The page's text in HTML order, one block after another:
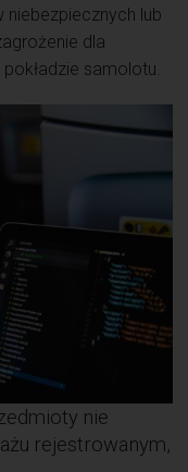
lub
dla
samolotu.
nie
rejestrowanym,